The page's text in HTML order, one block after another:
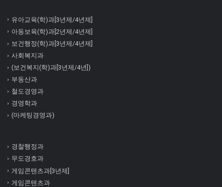
유아교육(학)과[3년제/4년제]
아동보육(학)과[2년제/4년제]
보건행정(학)과[3년제/4년제]
사회복지과
(보건복지(학)과[3년제/4년])
부동산과
철도경영과
경영학과
(마케팅경영과)
경찰행정과
무도경호과
게임콘텐츠과[3년제]
게임콘텐츠과